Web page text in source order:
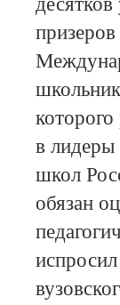
в лидеры
школ
обязан